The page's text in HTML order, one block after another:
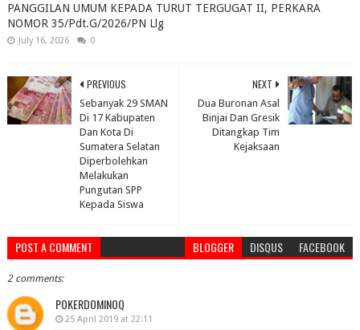
PANGGILAN UMUM KEPADA TURUT TERGUGAT II, PERKARA
NOMOR 35/Pdt.G/2026/PN Llg
July 16, 2026 0
NEXT
Dua Buronan Asal
Binjai Dan Gresik
Ditangkap Tim
Kejaksaan
PREVIOUS
Sebanyak 29 SMAN
Di 17 Kabupaten
Dan Kota Di
Sumatera Selatan
Diperbolehkan
Melakukan
Pungutan SPP
Kepada Siswa
POST A COMMENT BLOGGER DISQUS FACEBOOK
2 comments:
POKERDOMINOQ
25 April 2019 at 22:11